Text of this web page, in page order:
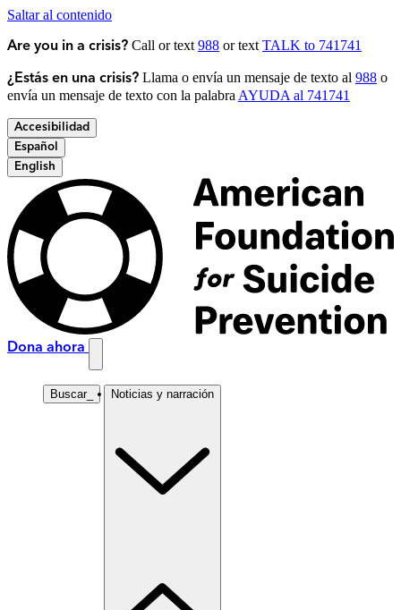
Saltar al contenido
Are you in a crisis? Call or text 988 or text TALK to 741741
¿Estás en una crisis? Llama o envía un mensaje de texto al 988 o
envía un mensaje de texto con la palabra AYUDA al 741741
Accesibilidad
Español
English
Dona ahora
Buscar_ Noticias y narración